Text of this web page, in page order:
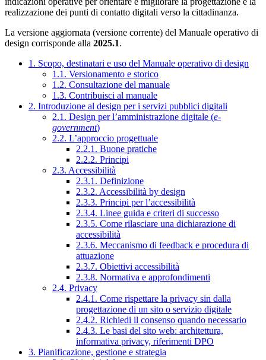
realizzazione dei punti di contatto digitali verso la cittadinanza.
La versione aggiornata (versione corrente) del Manuale operativo di
design corrisponde alla 2025.1.
1. Scopo, destinatari e uso del Manuale operativo di design
1.1. Versionamento e storico
1.2. Consultazione del manuale
1.3. Contribuisci al manuale
2. Introduzione al design per i servizi pubblici digitali
2.1. Design per l’amministrazione digitale (e-
government)
2.2. L’approccio progettuale
2.2.1. Buone pratiche
2.2.2. Principi
2.3. Accessibilità
2.3.1. Definizione
2.3.2. Accessibilità by design
2.3.3. Principi per l’accessibilità
2.3.4. Linee guida e criteri di successo
2.3.5. Come rilasciare una dichiarazione di
accessibilità
2.3.6. Meccanismo di feedback e procedura di
attuazione
2.3.7. Obiettivi accessibilità
2.3.8. Normativa e approfondimenti
2.4. Privacy
2.4.1. Come rispettare la privacy sin dalla
progettazione di un sito o servizio digitale
2.4.2. Richiedi il consenso quando necessario
2.4.3. Le basi del sito web: architettura,
informativa privacy, riferimenti DPO
3. Pianificazione, gestione e strategia